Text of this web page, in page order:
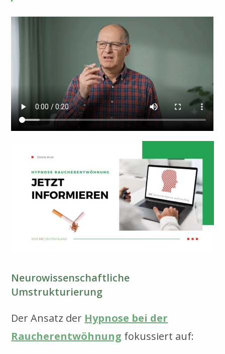
Neurowissenschaftliche
Umstrukturierung
Der Ansatz der Hypnose bei der
Raucherentwöhnung fokussiert auf: